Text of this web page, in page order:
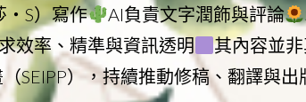
・S）寫作 AI負責文字潤飾與評論
效率、精準與資訊透明 其內容並
SEIPP），持續推動修稿、翻譯與出